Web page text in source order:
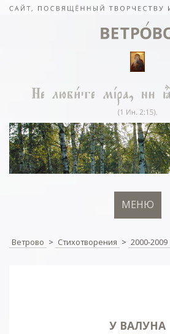
МЕНЮ
Ветрово > Стихотворения > 2000-2009
У ВАЛУНА